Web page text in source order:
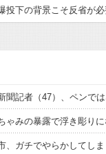
投下の背景こそ反省が
、ガチでやらかしてしま